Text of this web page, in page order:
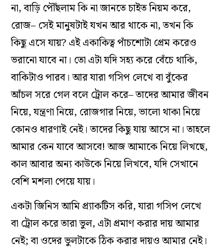
না, বাড়ি পৌঁছলাম কি না জানতে চাইত নিয়ম করে,
রোজ– সেই মানুষটাই যখন আর থাকে না, তখন কি
কিছু এসে যায়? এই একাকিত্ব পাঁচশোটা প্রেম করেও
ভরানো যাবে না। তো এটা যদি সহ‌্য করে বেঁচে থাকি,
বাকিটাও পারব। আর যারা গসিপ লেখে বা বুঁকের
আঁচল সরে গেল বলে ট্রোল করে– তাদের আমার জীবন
নিয়ে, যন্ত্রণা নিয়ে, রোজগার নিয়ে, ভালো থাকা নিয়ে
কোনও ধারণাই নেই। তাদের কিছু যায় আসে না। তাহলে
আমার কেন যাবে আসবে! আজ আমাকে নিয়ে লিখছে,
কাল আবার অন‌্য কাউকে নিয়ে লিখবে, যদি সেখানে
বেশি মশলা পেয়ে যায়।
একটা জিনিস আমি প্র্যাকটিস করি, যারা গসিপ লেখে
বা ট্রোল করে তারা ভুল, এটা প্রমাণ করার দায় আমার
নেই; বা ওদের ভুলটাকে ঠিক করার দায়ও আমার নেই।